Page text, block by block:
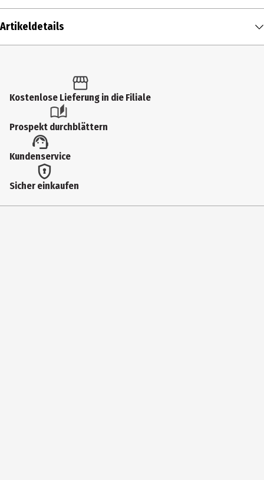
Artikeldetails
Produkttyp
Spezialfarben & -stifte
Hersteller
ONLINE Schreibgeräte GmbH
Herstelleradresse
Kostenlose Lieferung in die Filiale
Prospekt durchblättern
Kundenservice
Sicher einkaufen